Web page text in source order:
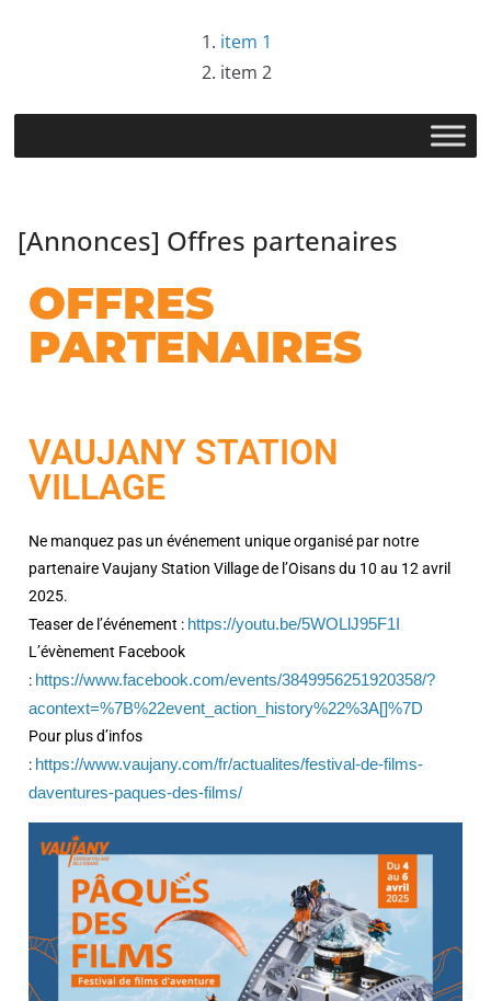
item 1
item 2
[Annonces] Offres partenaires
OFFRES
PARTENAIRES
VAUJANY STATION
VILLAGE
Ne manquez pas un événement unique organisé par notre
partenaire Vaujany Station Village de l’Oisans du 10 au 12 avril
2025.
Teaser de l’événement : https://youtu.be/5WOLlJ95F1I
L’évènement Facebook
: https://www.facebook.com/events/3849956251920358/?
acontext=%7B%22event_action_history%22%3A[]%7D
Pour plus d’infos
: https://www.vaujany.com/fr/actualites/festival-de-films-
daventures-paques-des-films/